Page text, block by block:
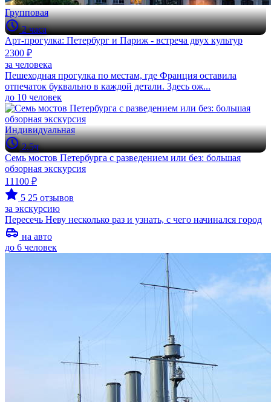
Групповая
2 часа
Арт-прогулка: Петербург и Париж - встреча двух культур
2300 ₽
за человека
Пешеходная прогулка по местам, где Франция оставила
отпечаток буквально в каждой детали. Здесь ож...
до 10 человек
Индивидуальная
2.5ч
Семь мостов Петербурга с разведением или без: большая
обзорная экскурсия
11100 ₽
5 25 отзывов
за экскурсию
Пересечь Неву несколько раз и узнать, с чего начинался город
на авто
до 6 человек